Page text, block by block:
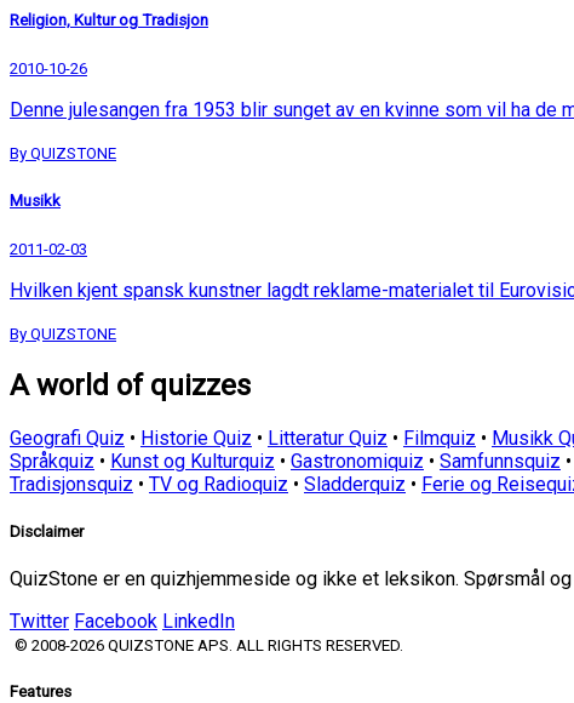
Religion, Kultur og Tradisjon
2010-10-26
Denne julesangen fra 1953 blir sunget av en kvinne som vil ha de
By QUIZSTONE
Musikk
2011-02-03
Hvilken kjent spansk kunstner lagdt reklame-materialet til
By QUIZSTONE
A world of quizzes
Geografi Quiz • Historie Quiz • Litteratur Quiz • Filmquiz • Musikk
Språkquiz • Kunst og Kulturquiz • Gastronomiquiz • Samfunnsquiz •
Tradisjonsquiz • TV og Radioquiz • Sladderquiz • Ferie og
Disclaimer
QuizStone er en quizhjemmeside og ikke et leksikon. Spørsmål
Twitter Facebook LinkedIn
© 2008-2026 QUIZSTONE APS. ALL RIGHTS RESERVED.
Features